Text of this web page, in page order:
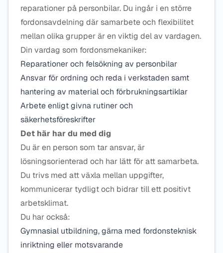
reparationer på personbilar. Du ingår i en större
fordonsavdelning där samarbete och flexibilitet
mellan olika grupper är en viktig del av vardagen.
Din vardag som fordonsmekaniker:
Reparationer och felsökning av personbilar
Ansvar för ordning och reda i verkstaden samt
hantering av material och förbrukningsartiklar
Arbete enligt givna rutiner och
säkerhetsföreskrifter
Det här har du med dig
Du är en person som tar ansvar, är
lösningsorienterad och har lätt för att samarbeta.
Du trivs med att växla mellan uppgifter,
kommunicerar tydligt och bidrar till ett positivt
arbetsklimat.
Du har också:
Gymnasial utbildning, gärna med fordonsteknisk
inriktning eller motsvarande